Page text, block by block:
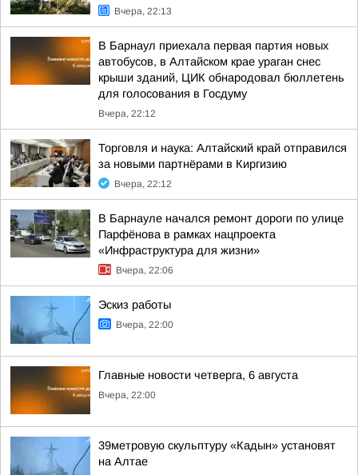
Вчера, 22:13
В Барнаул приехала первая партия новых
автобусов, в Алтайском крае ураган снес
крыши зданий, ЦИК обнародовал бюллетень
для голосования в Госдуму
Вчера, 22:12
Торговля и наука: Алтайский край отправился
за новыми партнёрами в Киргизию
Вчера, 22:12
В Барнауле начался ремонт дороги по улице
Парфёнова в рамках нацпроекта
«Инфраструктура для жизни»
Вчера, 22:06
Эскиз работы
Вчера, 22:00
Главные новости четверга, 6 августа
Вчера, 22:00
39метровую скульптуру «Кадын» установят
на Алтае